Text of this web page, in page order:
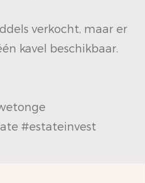
verkocht, maar er
kavel beschikbaar.
#estateinvest